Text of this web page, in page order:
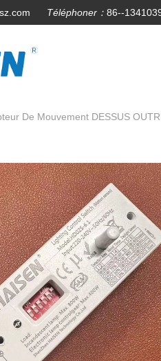
Téléphoner： 86--
De Mouvement DESSUS